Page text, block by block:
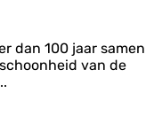
dan 100 jaar samen
van de